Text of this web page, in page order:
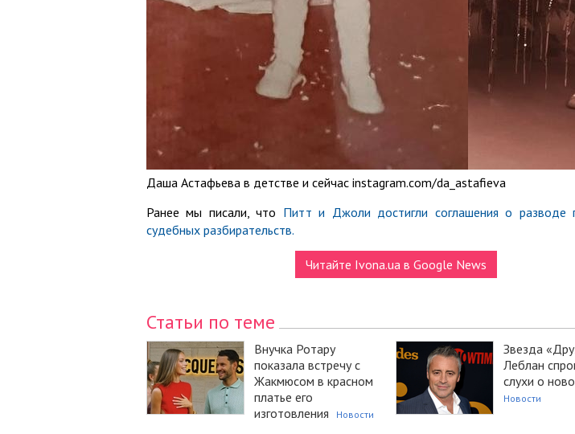
Даша Астафьева в детстве и сейчас instagram.com/da_astafieva
Ранее мы писали, что Питт и Джоли достигли соглашения о разводе
судебных разбирательств.
Читайте Ivona.ua в Google News
Статьи по теме
Внучка Ротару
показала встречу с
Жакмюсом в красном
платье его
изготовления
Новости
Звезда
Леблан
слухи о
Новости